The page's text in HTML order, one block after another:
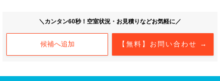
＼カンタン60秒！空室状況・お見積りなどお気軽に／
【無料】お問い合わせ →
候補へ追加